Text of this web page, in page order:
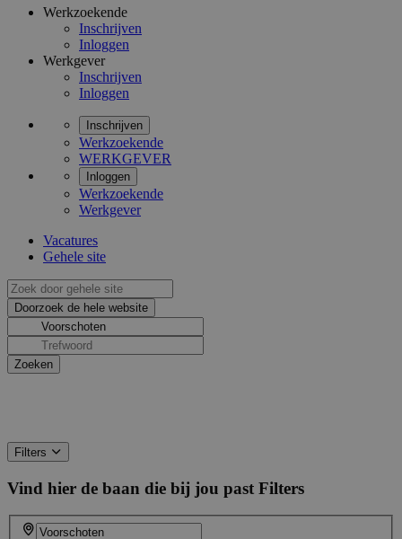
Werkzoekende
Inschrijven
Inloggen
Werkgever
Inschrijven
Inloggen
Inschrijven
Werkzoekende
WERKGEVER
Inloggen
Werkzoekende
Werkgever
Vacatures
Gehele site
Filters
Vind hier de baan die bij jou past Filters